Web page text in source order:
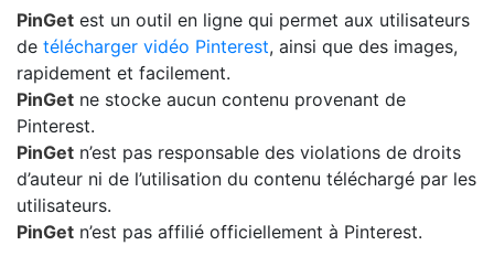
PinGet est un outil en ligne qui permet aux utilisateurs
de télécharger vidéo Pinterest, ainsi que des images,
rapidement et facilement.
PinGet ne stocke aucun contenu provenant de
Pinterest.
PinGet n’est pas responsable des violations de droits
d’auteur ni de l’utilisation du contenu téléchargé par les
utilisateurs.
PinGet n’est pas affilié officiellement à Pinterest.